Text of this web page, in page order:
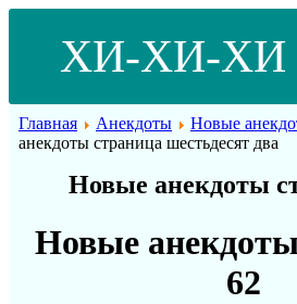
ХИ-ХИ-ХИ
Главная Анекдоты Новые
анекдоты страница шестьдесят два
Новые анекдоты
Новые
62